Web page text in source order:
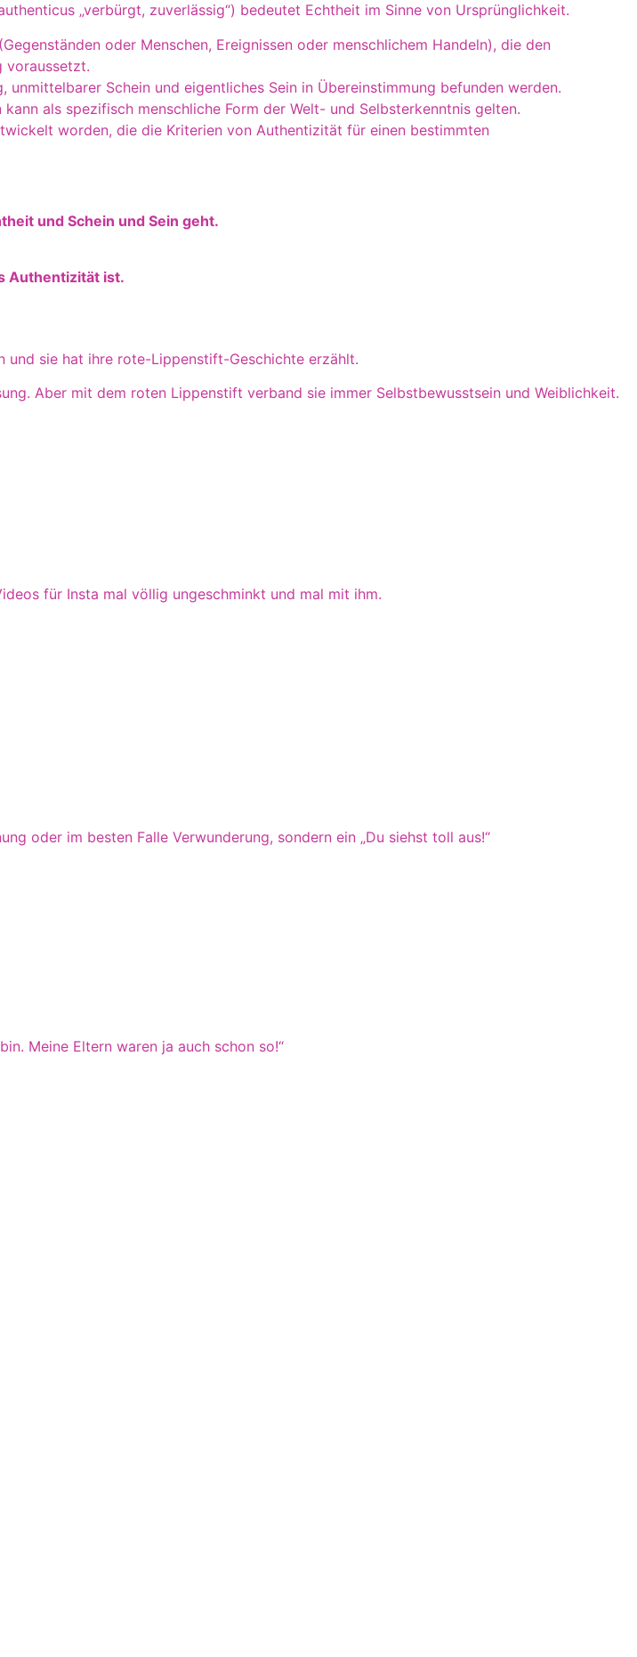
„verbürgt, zuverlässig“) bedeutet Echtheit im Sinne von Ursprünglichkeit.
oder Menschen, Ereignissen oder menschlichem Handeln), die den
voraussetzt.
Schein und eigentliches Sein in Übereinstimmung befunden werden.
als spezifisch menschliche Form der Welt- und Selbsterkenntnis gelten.
worden, die die Kriterien von Authentizität für einen bestimmten
und Schein und Sein geht.
Authentizität ist.
und sie hat ihre rote-Lippenstift-Geschichte erzählt.
Aber mit dem roten Lippenstift verband sie immer Selbstbewusstsein und Weiblichkeit.
für Insta mal völlig ungeschminkt und mal mit ihm.
oder im besten Falle Verwunderung, sondern ein „Du siehst toll aus!“
Meine Eltern waren ja auch schon so!“